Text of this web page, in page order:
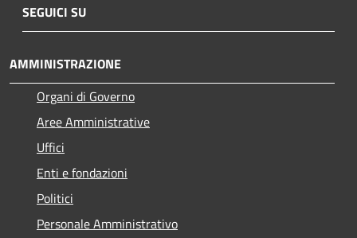
SEGUICI SU
AMMINISTRAZIONE
Organi di Governo
Aree Amministrative
Uffici
Enti e fondazioni
Politici
Personale Amministrativo